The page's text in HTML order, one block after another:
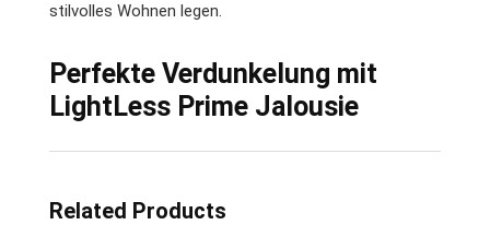
stilvolles Wohnen legen.
Perfekte Verdunkelung mit
LightLess Prime Jalousie
Related Products